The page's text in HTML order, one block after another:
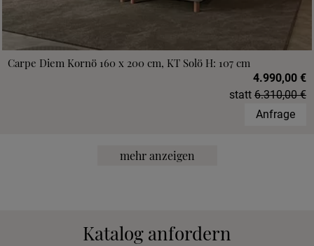
Carpe Diem Kornö 160 x 200 cm, KT Solö H: 107 cm
4.990,00 €
statt 6.310,00 €
Anfrage
mehr anzeigen
Katalog anfordern